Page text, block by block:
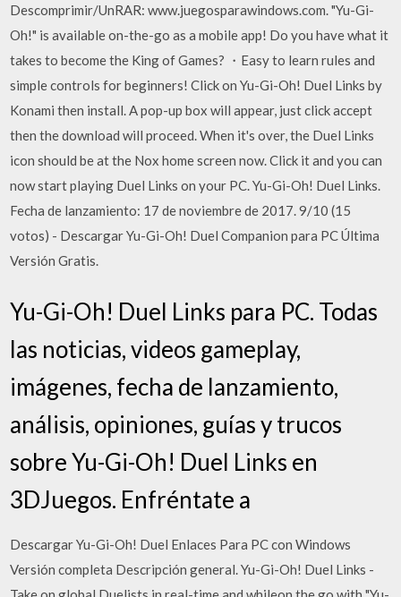
Descomprimir/UnRAR: www.juegosparawindows.com. "Yu-Gi-
Oh!" is available on-the-go as a mobile app! Do you have what it
takes to become the King of Games? ・Easy to learn rules and
simple controls for beginners! Click on Yu-Gi-Oh! Duel Links by
Konami then install. A pop-up box will appear, just click accept
then the download will proceed. When it's over, the Duel Links
icon should be at the Nox home screen now. Click it and you can
now start playing Duel Links on your PC. Yu-Gi-Oh! Duel Links.
Fecha de lanzamiento: 17 de noviembre de 2017. 9/10 (15
votos) - Descargar Yu-Gi-Oh! Duel Companion para PC Última
Versión Gratis.
Yu-Gi-Oh! Duel Links para PC. Todas
las noticias, videos gameplay,
imágenes, fecha de lanzamiento,
análisis, opiniones, guías y trucos
sobre Yu-Gi-Oh! Duel Links en
3DJuegos. Enfréntate a
Descargar Yu-Gi-Oh! Duel Enlaces Para PC con Windows
Versión completa Descripción general. Yu-Gi-Oh! Duel Links -